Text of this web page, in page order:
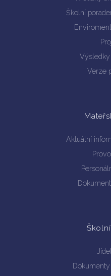
Školní
Verze
Aktuální